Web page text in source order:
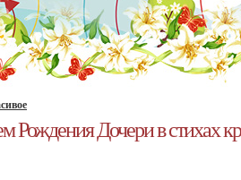
Рождения Дочери в стихах